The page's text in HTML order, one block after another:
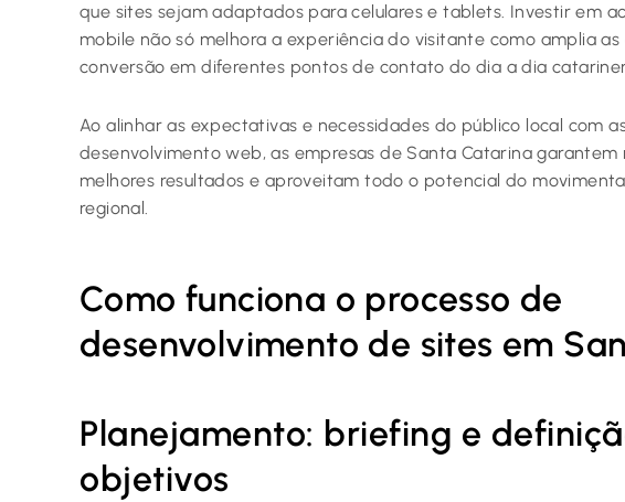
que sites sejam adaptados para celulares e tablets. Investir em
mobile não só melhora a experiência do visitante como amplia
conversão em diferentes pontos de contato do dia a dia
Ao alinhar as expectativas e necessidades do público local com
desenvolvimento web, as empresas de Santa Catarina garantem
melhores resultados e aproveitam todo o potencial do
regional.
Como funciona o processo de
desenvolvimento de sites em
Planejamento: briefing e
objetivos